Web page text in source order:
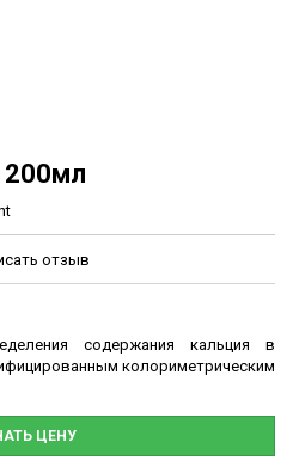
отзыв
содержания кальция в
колориметрическим
ЦЕНУ